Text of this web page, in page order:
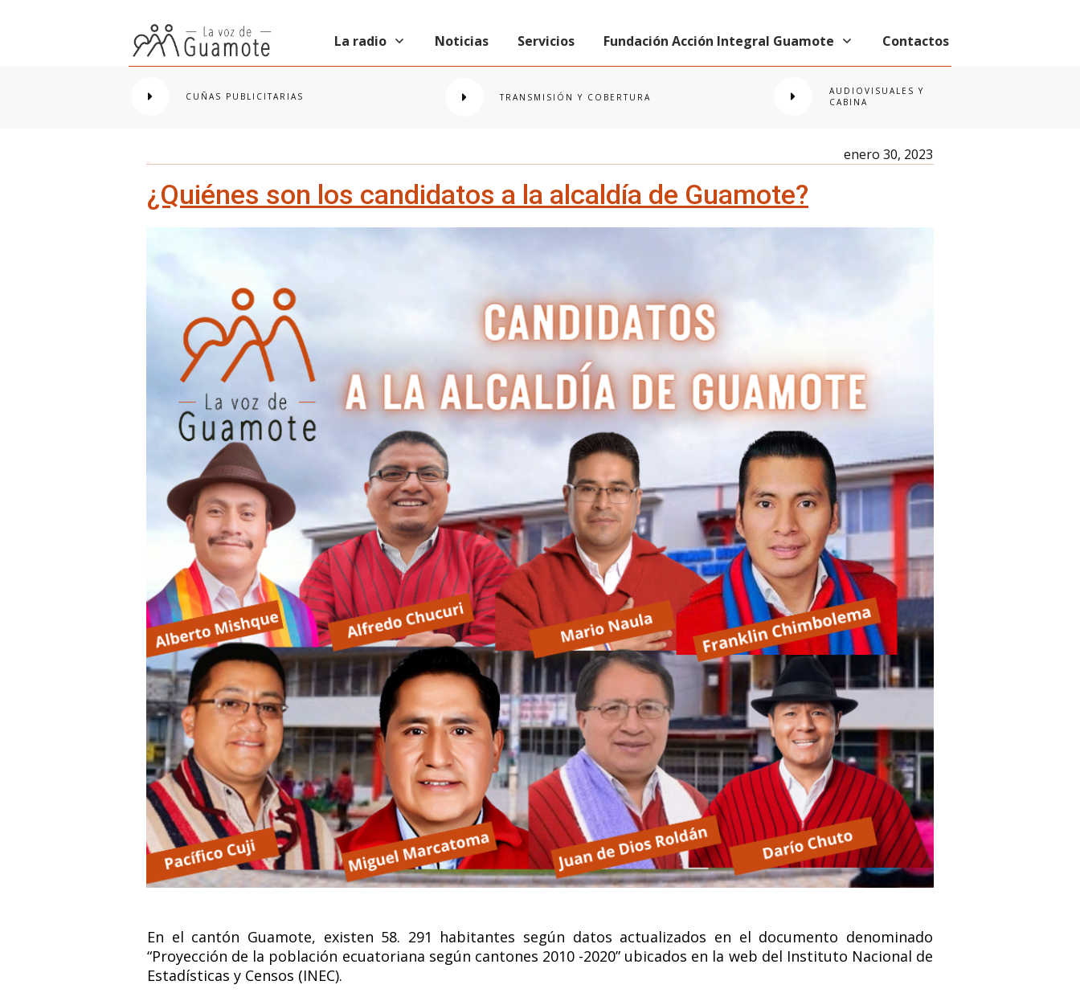
La radio Noticias Servicios Fundación Acción Integral Guamote Contactos
CUÑAS PUBLICITARIAS TRANSMISIÓN Y COBERTURA
AUDIOVISUALES Y
CABINA
enero 30, 2023
¿Quiénes son los candidatos a la alcaldía de Guamote?
En el cantón Guamote, existen 58. 291 habitantes según datos actualizados en el documento denominado
“Proyección de la población ecuatoriana según cantones 2010 -2020” ubicados en la web del Instituto Nacional de
Estadísticas y Censos (INEC).